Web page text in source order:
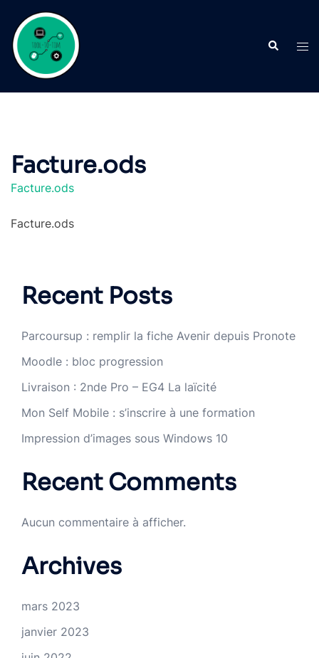
contenu
Facture.ods
Facture.ods
Facture.ods
Recent Posts
Parcoursup : remplir la fiche Avenir depuis Pronote
Moodle : bloc progression
Livraison : 2nde Pro – EG4 La laïcité
Mon Self Mobile : s’inscrire à une formation
Impression d’images sous Windows 10
Recent Comments
Aucun commentaire à afficher.
Archives
mars 2023
janvier 2023